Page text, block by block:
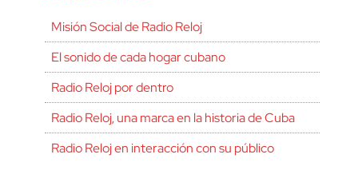
Misión Social de Radio Reloj
El sonido de cada hogar cubano
Radio Reloj por dentro
Radio Reloj, una marca en la historia de Cuba
Radio Reloj en interacción con su público